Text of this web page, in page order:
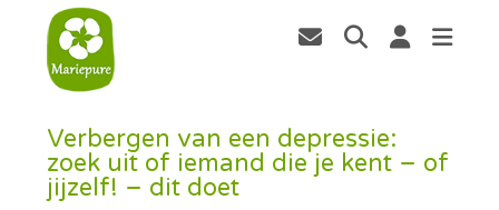
Verbergen van een depressie:
zoek uit of iemand die je kent – of
jijzelf! – dit doet